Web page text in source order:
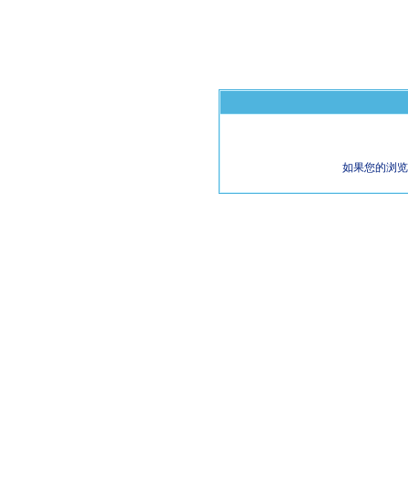
如果您的浏